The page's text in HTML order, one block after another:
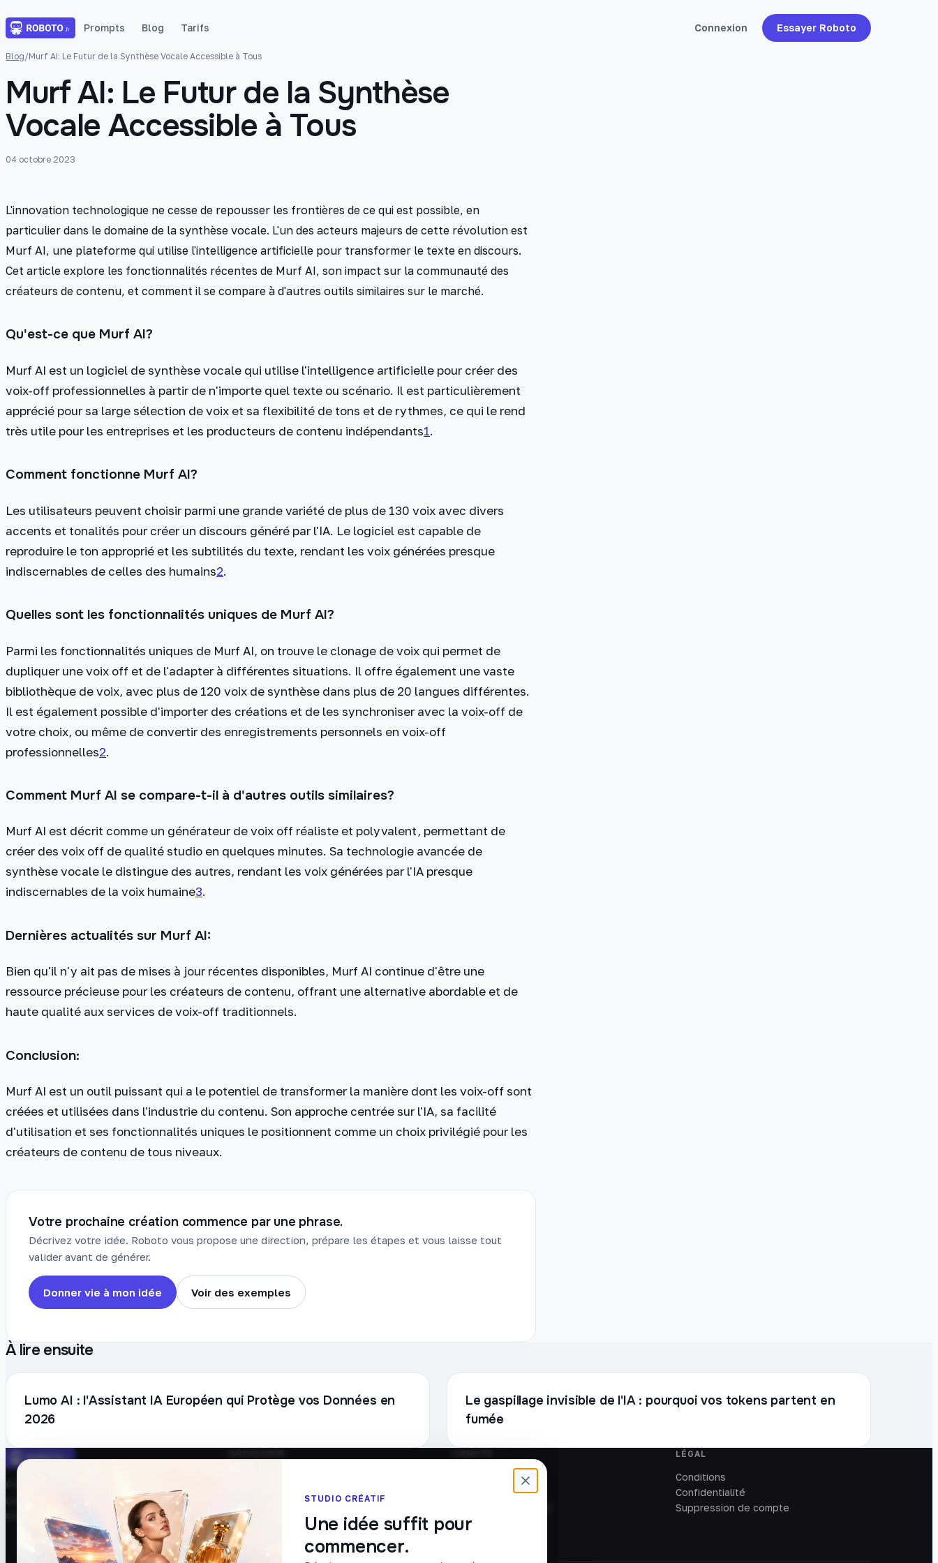
Prompts Blog Tarifs Connexion Essayer Roboto
Blog/Murf AI: Le Futur de la Synthèse Vocale Accessible à Tous
Murf AI: Le Futur de la Synthèse
Vocale Accessible à Tous
04 octobre 2023
L'innovation technologique ne cesse de repousser les frontières de ce qui est possible, en
particulier dans le domaine de la synthèse vocale. L'un des acteurs majeurs de cette révolution est
Murf AI, une plateforme qui utilise l'intelligence artificielle pour transformer le texte en discours.
Cet article explore les fonctionnalités récentes de Murf AI, son impact sur la communauté des
créateurs de contenu, et comment il se compare à d'autres outils similaires sur le marché.
Qu'est-ce que Murf AI?
Murf AI est un logiciel de synthèse vocale qui utilise l'intelligence artificielle pour créer des
voix-off professionnelles à partir de n'importe quel texte ou scénario. Il est particulièrement
apprécié pour sa large sélection de voix et sa flexibilité de tons et de rythmes, ce qui le rend
très utile pour les entreprises et les producteurs de contenu indépendants​1​.
Comment fonctionne Murf AI?
Les utilisateurs peuvent choisir parmi une grande variété de plus de 130 voix avec divers
accents et tonalités pour créer un discours généré par l'IA. Le logiciel est capable de
reproduire le ton approprié et les subtilités du texte, rendant les voix générées presque
indiscernables de celles des humains​2​.
Quelles sont les fonctionnalités uniques de Murf AI?
Parmi les fonctionnalités uniques de Murf AI, on trouve le clonage de voix qui permet de
dupliquer une voix off et de l'adapter à différentes situations. Il offre également une vaste
bibliothèque de voix, avec plus de 120 voix de synthèse dans plus de 20 langues différentes.
Il est également possible d'importer des créations et de les synchroniser avec la voix-off de
votre choix, ou même de convertir des enregistrements personnels en voix-off
professionnelles​2​.
Comment Murf AI se compare-t-il à d'autres outils similaires?
Murf AI est décrit comme un générateur de voix off réaliste et polyvalent, permettant de
créer des voix off de qualité studio en quelques minutes. Sa technologie avancée de
synthèse vocale le distingue des autres, rendant les voix générées par l'IA presque
indiscernables de la voix humaine​3​.
Dernières actualités sur Murf AI:
Bien qu'il n'y ait pas de mises à jour récentes disponibles, Murf AI continue d'être une
ressource précieuse pour les créateurs de contenu, offrant une alternative abordable et de
haute qualité aux services de voix-off traditionnels.
Conclusion:
Murf AI est un outil puissant qui a le potentiel de transformer la manière dont les voix-off sont
créées et utilisées dans l'industrie du contenu. Son approche centrée sur l'IA, sa facilité
d'utilisation et ses fonctionnalités uniques le positionnent comme un choix privilégié pour les
créateurs de contenu de tous niveaux.
Votre prochaine création commence par une phrase.
Décrivez votre idée. Roboto vous propose une direction, prépare les étapes et vous laisse tout
valider avant de générer.
Donner vie à mon idée Voir des exemples
À lire ensuite
Lumo AI : l'Assistant IA Européen qui Protège vos Données en
2026
Le gaspillage invisible de l'IA : pourquoi vos tokens partent en
fumée
STUDIO CRÉATIF
Une idée suffit pour
commencer.
Plateforme française de création de
contenu avec l’IA. Demandez, Roboto
crée.
Tarifs
Créer un compte
LÉGAL
Conditions
Confidentialité
Suppression de compte